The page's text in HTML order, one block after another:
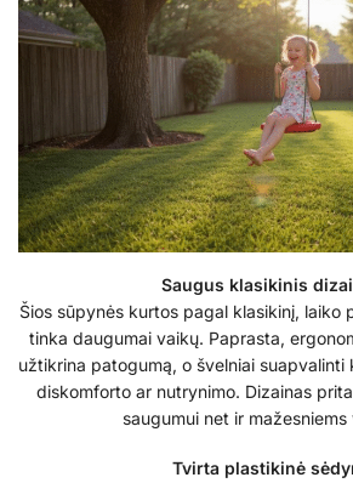
Saugus klasikinis
Šios sūpynės kurtos pagal klasikinį, laiko
tinka daugumai vaikų. Paprasta,
užtikrina patogumą, o švelniai
diskomforto ar nutrynimo. Dizainas
saugumui net ir mažesniems
Tvirta plastikinė